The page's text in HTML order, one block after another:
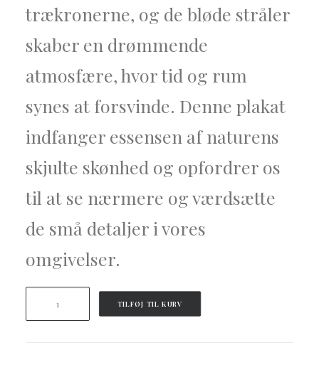
trækronerne, og de bløde stråler
skaber en drømmende
atmosfære, hvor tid og rum
synes at forsvinde. Denne plakat
indfanger essensen af naturens
skjulte skønhed og opfordrer os
til at se nærmere og værdsætte
de små detaljer i vores
omgivelser.
TILFØJ TIL KURV